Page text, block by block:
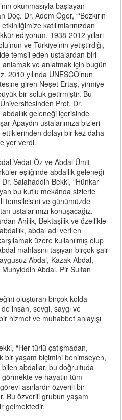
okunmasıyla başlayan
Doç. Dr. Adem Öger, “‘Bozkırın
katılımlarınızdan
ediyorum. 1938-2012 yılları
ve Türkiye’nin yetiştirdiği,
temsil eden ustalardan biri
anlamak ve anlatmak için bugün
2010 yılında UNESCO’nun
giren Neşet Ertaş, yirmiye
bir soluk getirmiştir. Bu
Prof. Dr.
geleneği içerisinde
Apaydın ustalarımıza bizleri
dolayı bir kez daha
yer verdi.
Vedat Öz ve Abdal Ümit
eşliğinde abdallık geleneği
Salahaddin Bekki, “Hünkar
bu kutlu mekânda sizlerle
temsilcisini ve günümüzde
ustalarımızı konuşacağız.
Ahilik, Bektaşilik ve özellikle
abdal adı verilen
üzere kullanılmış olup
mahlasını taşıyan birçok şair
Abdal, Kazak Abdal,
Abdal, Pir Sultan
oluşturan birçok kolda
insan, sevgi, saygı ve
hizmet ve muhabbet anlayışı
“Her türlü çatışmadan,
bir yaşam biçimini benimseyen,
abdallar, bu doğrultuda
ve hayatın tüm
asırlardır özverili bir
Bu özverili grubun yaşam
gelmektedir.